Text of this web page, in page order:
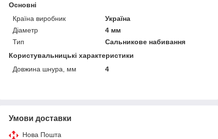
Основні
Країна виробник
Україна
Діаметр
4 мм
Тип
Сальникове набивання
Користувальницькі характеристики
Довжина шнура, мм
4
Умови доставки
Нова Пошта